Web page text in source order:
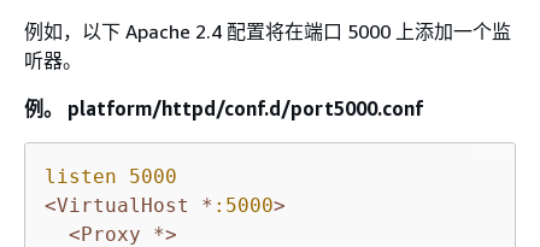
例如，以下 Apache 2.4 配置将在端口 5000 上添加一个监
听器。
例。 platform/httpd/conf.d/port5000.conf
listen
5000
<VirtualHost * :5000>
<Proxy *>